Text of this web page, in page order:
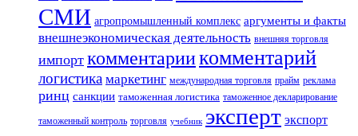
СМИ агропромышленный комплекс аргументы и факты
внешнеэкономическая деятельность внешняя торговля
импорт комментариикомментарий
логистика маркетинг международная торговля прайм реклама
ринц санкции таможенная логистика таможенное декларирование
таможенный контроль торговля учебник эксперт экспорт